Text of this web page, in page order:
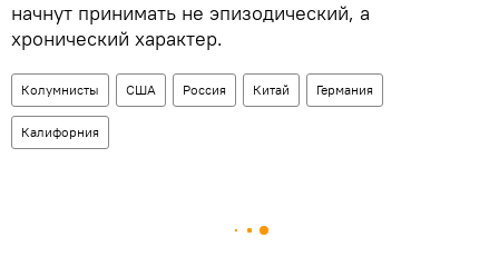
начнут принимать не эпизодический, а
хронический характер.
Колумнисты США Россия Китай Германия
Калифорния